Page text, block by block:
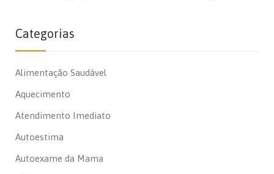
Categorias
Alimentação Saudável
Aquecimento
Atendimento Imediato
Autoestima
Autoexame da Mama